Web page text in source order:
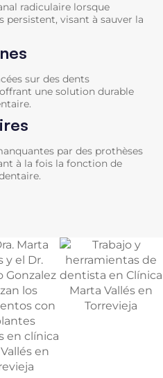
radiculaire lorsque
visant à sauver la
sur des dents
une solution durable
par des prothèses
à la fois la fonction de